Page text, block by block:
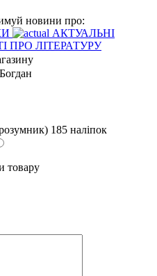
новини про:
АКТУАЛЬНІ
ПРО ЛІТЕРАТУРУ
185 наліпок
товару